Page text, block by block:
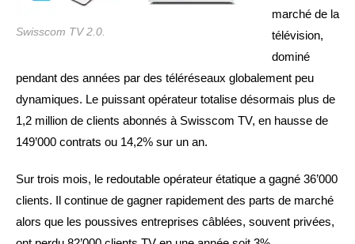
Swisscom TV 2.0.
marché de la
télévision,
dominé
pendant des années par des téléréseaux globalement peu
dynamiques. Le puissant opérateur totalise désormais plus de
1,2 million de clients abonnés à Swisscom TV, en hausse de
149’000 contrats ou 14,2% sur un an.
Sur trois mois, le redoutable opérateur étatique a gagné 36’000
clients. Il continue de gagner rapidement des parts de marché
alors que les poussives entreprises câblées, souvent privées,